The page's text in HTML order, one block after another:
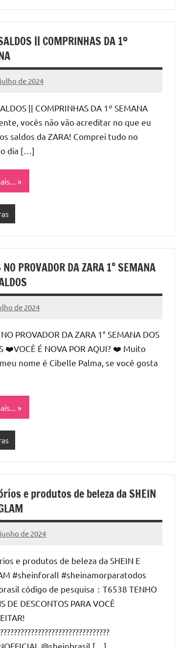
|| COMPRINHAS DA 1º
de 2024
|| COMPRINHAS DA 1º SEMANA
vocês não vão acreditar no que eu
saldos da ZARA! Comprei tudo no
dia […]
NO PROVADOR DA ZARA 1° SEMANA
de 2024
PROVADOR DA ZARA 1° SEMANA DOS
❤️VOCÊ É NOVA POR AQUI? ❤️ Muito
nome é Cibelle Palma, se você gosta
e produtos de beleza da SHEIN
de 2024
e produtos de beleza da SHEIN E
#sheinforall #sheinamorparatodos
código de pesquisa：T6538 TENHO
DE DESCONTOS PARA VOCÊ